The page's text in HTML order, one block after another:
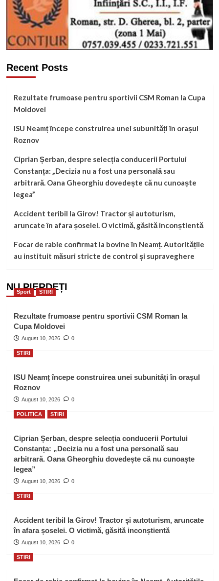
Recent Posts
Rezultate frumoase pentru sportivii CSM Roman la Cupa
Moldovei
ISU Neamț începe construirea unei subunități în orașul
Roznov
Ciprian Șerban, despre selecția conducerii Portului
Constanța: „Decizia nu a fost una personală sau
arbitrară. Oana Gheorghiu dovedește că nu cunoaște
legea”
Accident teribil la Girov! Tractor și autoturism,
aruncate în afara șoselei. O victimă, găsită inconștientă
Focar de rabie confirmat la bovine în Neamț. Autoritățile
au instituit măsuri stricte de control și supraveghere
NU PIERDEȚI
Sport STIRI
Rezultate frumoase pentru sportivii CSM Roman la
Cupa Moldovei
August 10, 2026 0
STIRI
ISU Neamț începe construirea unei subunități în orașul
Roznov
August 10, 2026 0
POLITICA STIRI
Ciprian Șerban, despre selecția conducerii Portului
Constanța: „Decizia nu a fost una personală sau
arbitrară. Oana Gheorghiu dovedește că nu cunoaște
legea”
August 10, 2026 0
STIRI
Accident teribil la Girov! Tractor și autoturism, aruncate
în afara șoselei. O victimă, găsită inconștientă
August 10, 2026 0
STIRI